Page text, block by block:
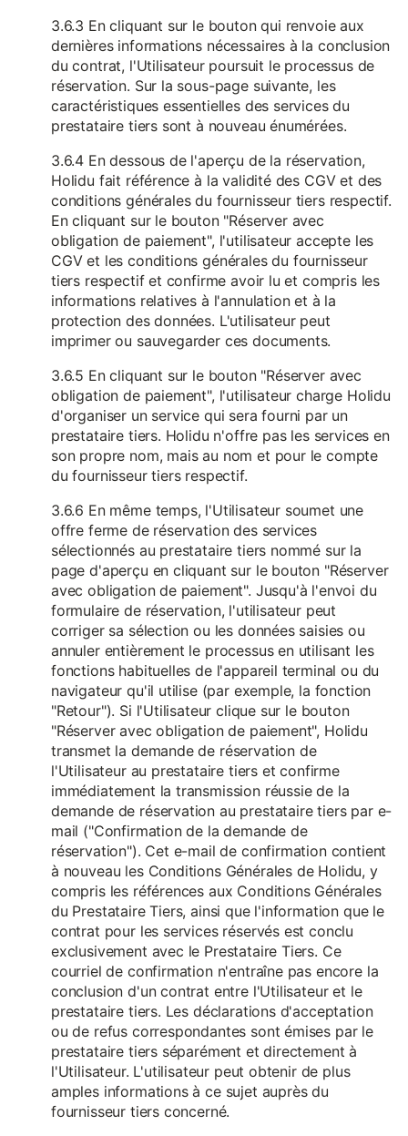
3.6.3 En cliquant sur le bouton qui renvoie aux
dernières informations nécessaires à la conclusion
du contrat, l'Utilisateur poursuit le processus de
réservation. Sur la sous-page suivante, les
caractéristiques essentielles des services du
prestataire tiers sont à nouveau énumérées.
3.6.4 En dessous de l'aperçu de la réservation,
Holidu fait référence à la validité des CGV et des
conditions générales du fournisseur tiers respectif.
En cliquant sur le bouton "Réserver avec
obligation de paiement", l'utilisateur accepte les
CGV et les conditions générales du fournisseur
tiers respectif et confirme avoir lu et compris les
informations relatives à l'annulation et à la
protection des données. L'utilisateur peut
imprimer ou sauvegarder ces documents.
3.6.5 En cliquant sur le bouton "Réserver avec
obligation de paiement", l'utilisateur charge Holidu
d'organiser un service qui sera fourni par un
prestataire tiers. Holidu n'offre pas les services en
son propre nom, mais au nom et pour le compte
du fournisseur tiers respectif.
3.6.6 En même temps, l'Utilisateur soumet une
offre ferme de réservation des services
sélectionnés au prestataire tiers nommé sur la
page d'aperçu en cliquant sur le bouton "Réserver
avec obligation de paiement". Jusqu'à l'envoi du
formulaire de réservation, l'utilisateur peut
corriger sa sélection ou les données saisies ou
annuler entièrement le processus en utilisant les
fonctions habituelles de l'appareil terminal ou du
navigateur qu'il utilise (par exemple, la fonction
"Retour"). Si l'Utilisateur clique sur le bouton
"Réserver avec obligation de paiement", Holidu
transmet la demande de réservation de
l'Utilisateur au prestataire tiers et confirme
immédiatement la transmission réussie de la
demande de réservation au prestataire tiers par e-
mail ("Confirmation de la demande de
réservation"). Cet e-mail de confirmation contient
à nouveau les Conditions Générales de Holidu, y
compris les références aux Conditions Générales
du Prestataire Tiers, ainsi que l'information que le
contrat pour les services réservés est conclu
exclusivement avec le Prestataire Tiers. Ce
courriel de confirmation n'entraîne pas encore la
conclusion d'un contrat entre l'Utilisateur et le
prestataire tiers. Les déclarations d'acceptation
ou de refus correspondantes sont émises par le
prestataire tiers séparément et directement à
l'Utilisateur. L'utilisateur peut obtenir de plus
amples informations à ce sujet auprès du
fournisseur tiers concerné.